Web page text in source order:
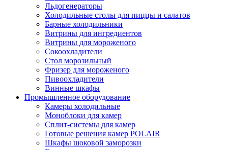
Льдогенераторы
Холодильные столы для пиццы и салатов
Барные холодильники
Витрины для ингредиентов
Витрины для мороженого
Сокоохладители
Стол морозильный
Фризер для мороженого
Пивоохладители
Винные шкафы
Промышленное оборудование
Камеры холодильные
Моноблоки для камер
Сплит-системы для камер
Готовые решения камер POLAIR
Шкафы шоковой заморозки